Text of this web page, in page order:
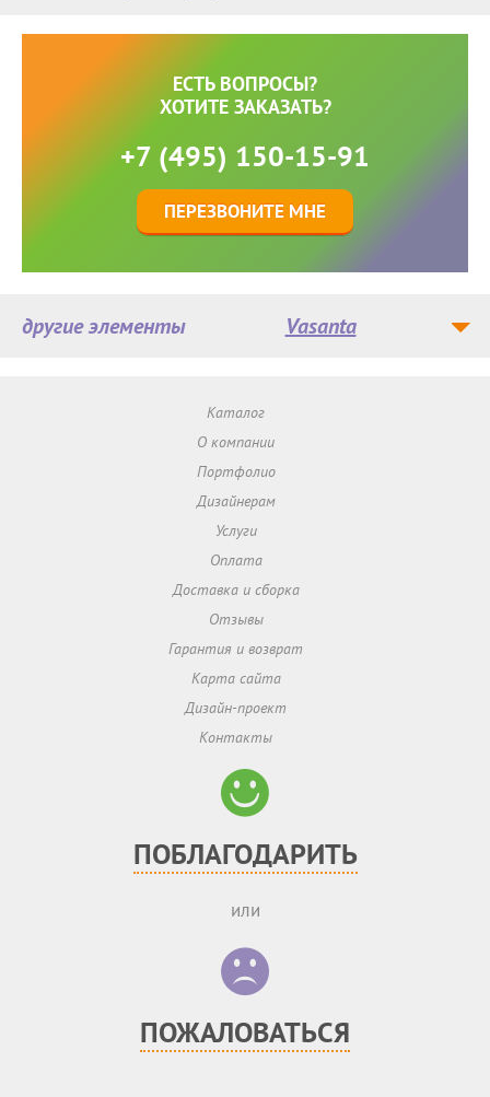
ЕСТЬ ВОПРОСЫ?
ХОТИТЕ ЗАКАЗАТЬ?
+7 (495) 150-15-91
ПЕРЕЗВОНИТЕ МНЕ
другие элементы Vasanta
Каталог
О компании
Портфолио
Дизайнерам
Услуги
Оплата
Доставка и сборка
Отзывы
Гарантия и возврат
Карта сайта
Дизайн-проект
Контакты
ПОБЛАГОДАРИТЬ
или
ПОЖАЛОВАТЬСЯ